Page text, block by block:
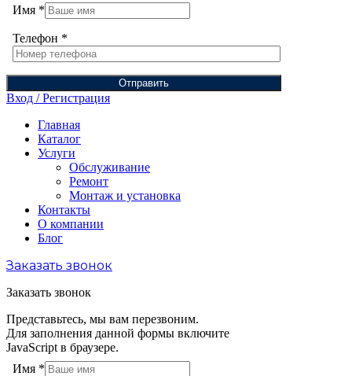
Имя *
Телефон *
Отправить
Вход / Регистрация
Главная
Каталог
Услуги
Обслуживание
Ремонт
Монтаж и установка
Контакты
О компании
Блог
Заказать звонок
Заказать звонок
Представьтесь, мы вам перезвоним.
Для заполнения данной формы включите
JavaScript в браузере.
Имя *